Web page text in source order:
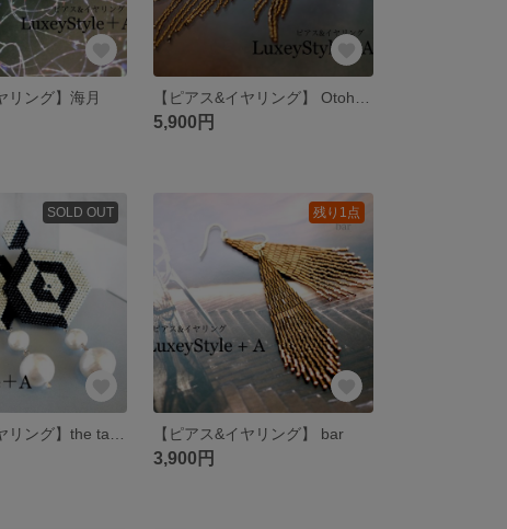
リング】海月
5,900円
SOLD OUT 残り1点
【ピアス&イヤリング】 bar
3,900円